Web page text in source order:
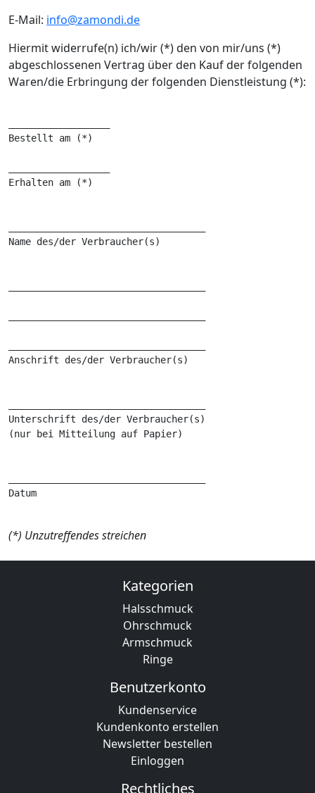
E-Mail: info@zamondi.de
Hiermit widerrufe(n) ich/wir (*) den von mir/uns (*)
abgeschlossenen Vertrag über den Kauf der folgenden
Waren/die Erbringung der folgenden Dienstleistung (*):
Bestellt am (*)
Erhalten am (*)
Name des/der Verbraucher(s)
Anschrift des/der Verbraucher(s)
Unterschrift des/der Verbraucher(s)
(nur bei Mitteilung auf Papier)
Datum
(*) Unzutreffendes streichen
Kategorien
Halsschmuck
Ohrschmuck
Armschmuck
Ringe
Benutzerkonto
Kundenservice
Kundenkonto erstellen
Newsletter bestellen
Einloggen
Rechtliches